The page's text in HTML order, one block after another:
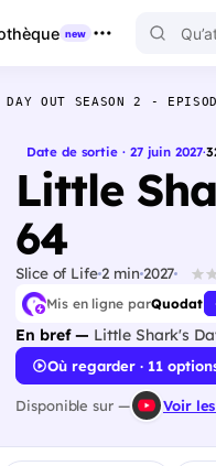
new
OUT SEASON 2 -
Date de sortie · 27 juin 2027·
Little
64
Slice of Life 2 min 2027
Mis en ligne parQuodat
En bref — Little Shark's
Où regarder · 11
Disponible sur — Voir